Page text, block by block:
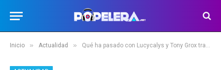
Inicio » Actualidad » Qué ha pasado con Lucycalys y Tony Grox tras su victoria en el Benidorm Fest 2026